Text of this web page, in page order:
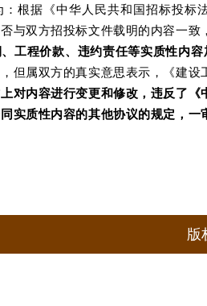
根据《中华人民共和国招标投
与双方招投标文件载明的内容一致
工程价款、违约责任等实质性内容
但属双方的真实意思表示，《建设
对内容进行变更和修改，违反了
实质性内容的其他协议的规定，
版